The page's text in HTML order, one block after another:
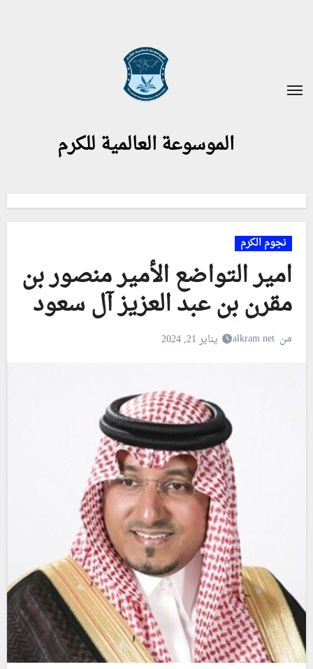
الموسوعة العالمية للكرم
نجوم الكرم
امير التواضع الأمير منصور بن
مقرن بن عبد العزيز آل سعود
من alkram net يناير 21, 2024